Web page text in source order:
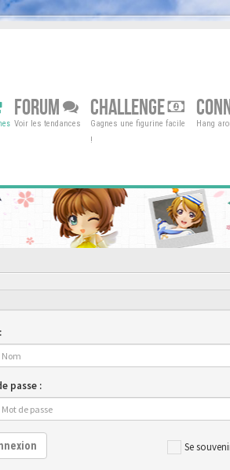
FORUM
Voir les tendances
CHALLENGE
Gagnes une figurine facile
!
Hang
passe :
Se